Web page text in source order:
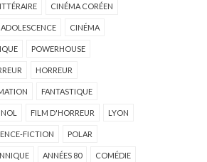
CINÉMA CORÉEN
ADOLESCENCE CINÉMA
POWERHOUSE
HORREUR
FANTASTIQUE
FILM D'HORREUR LYON
FICTION POLAR
ANNÉES 80 COMÉDIE